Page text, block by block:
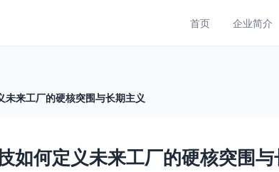
首页 企业简介
未来工厂的硬核突围与长期主义
如何定义未来工厂的硬核突围与